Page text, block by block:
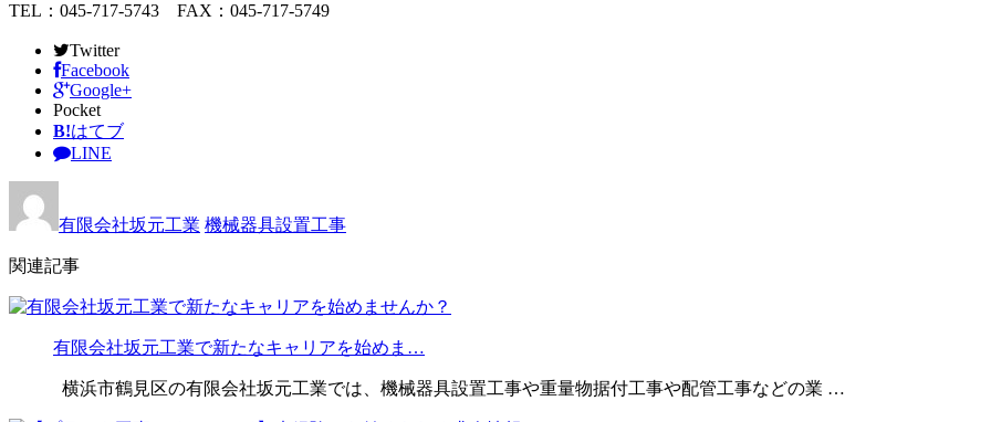
TEL：045-717-5743 FAX：045-717-5749
Twitter
Facebook
Google+
Pocket
B!はてブ
LINE
有限会社坂元工業 機械器具設置工事
関連記事
有限会社坂元工業で新たなキャリアを始めま…
横浜市鶴見区の有限会社坂元工業では、機械器具設置工事や重量物据付工事や配管工事などの業 …